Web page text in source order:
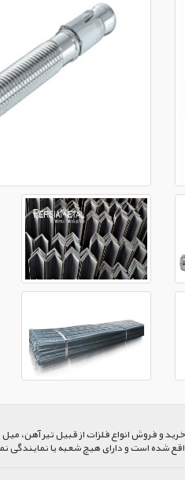
فروش انواع فلزات از قبیل تیر آهن،
شده است و دارای هیچ شعبه یا نمایندگی